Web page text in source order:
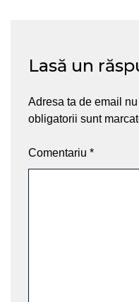
Lasă un
Adresa ta de email
obligatorii sunt
Comentariu *